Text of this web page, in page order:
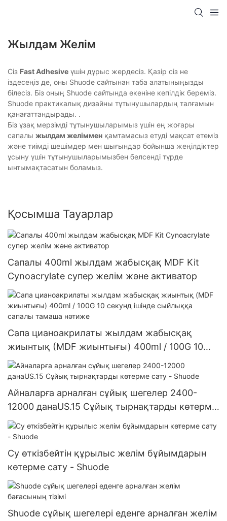
Жылдам Желім
Сіз Fast Adhesive үшін дұрыс жердесіз. Қазір сіз не
іздесеңіз де, оны Shuode сайтынан таба алатыныңызды
білесіз. Біз оның Shuode сайтында екеніне кепілдік береміз.
Shuode практикалық дизайны тұтынушылардың талғамын
қанағаттандырады. .
Біз ұзақ мерзімді тұтынушыларымыз үшін ең жоғары
сапалы жылдам желіммен қамтамасыз етуді мақсат етеміз
және тиімді шешімдер мен шығындар бойынша жеңілдіктер
ұсыну үшін тұтынушыларымызбен белсенді түрде
ынтымақтасатын боламыз.
Қосымша Тауарлар
Сапалы 400ml жылдам жабысқақ MDF Kit
Cynoacrylate супер желім және активатор
Сапа цианоакрилаты жылдам жабысқақ
жиынтық (MDF жиынтығы) 400ml / 100G 10
секунд ішінде сыйлыққа сапалы тамаша
нәтиже
Айналарға арналған сұйық шегелер 2400-
12000 данаUS.15 Сұйық тырнақтарды көтерме
сату - Shuode
Су өткізбейтін құрылыс желім бұйымдарын
көтерме сату - Shuode
Shuode сұйық шегелері еденге арналған желім